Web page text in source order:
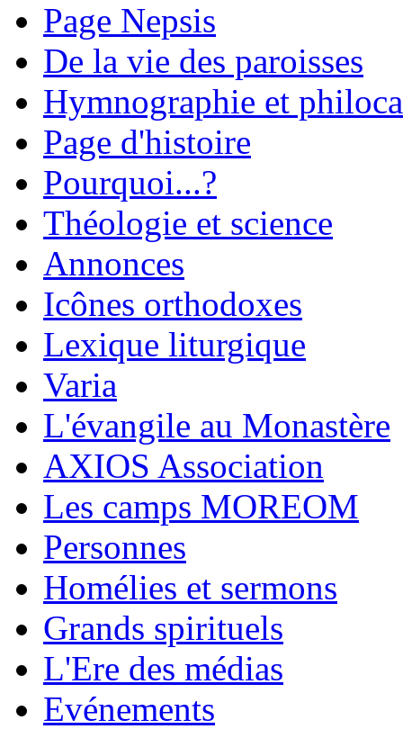
Page Nepsis
De la vie des paroisses
Hymnographie et
Page d'histoire
Pourquoi...?
Théologie et science
Annonces
Icônes orthodoxes
Lexique liturgique
Varia
L'évangile au Monastère
AXIOS Association
Les camps MOREOM
Personnes
Homélies et sermons
Grands spirituels
L'Ere des médias
Evénements